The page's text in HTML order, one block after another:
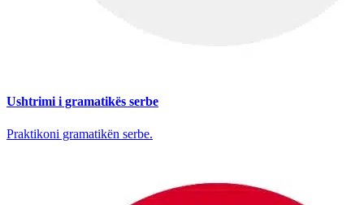
Ushtrimi i gramatikës serbe
Praktikoni gramatikën serbe.